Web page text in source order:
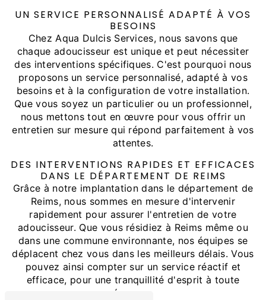
UN SERVICE PERSONNALISÉ ADAPTÉ À VOS
BESOINS
Chez Aqua Dulcis Services, nous savons que
chaque adoucisseur est unique et peut nécessiter
des interventions spécifiques. C'est pourquoi nous
proposons un service personnalisé, adapté à vos
besoins et à la configuration de votre installation.
Que vous soyez un particulier ou un professionnel,
nous mettons tout en œuvre pour vous offrir un
entretien sur mesure qui répond parfaitement à vos
attentes.
DES INTERVENTIONS RAPIDES ET EFFICACES
DANS LE DÉPARTEMENT DE REIMS
Grâce à notre implantation dans le département de
Reims, nous sommes en mesure d'intervenir
rapidement pour assurer l'entretien de votre
adoucisseur. Que vous résidiez à Reims même ou
dans une commune environnante, nos équipes se
déplacent chez vous dans les meilleurs délais. Vous
pouvez ainsi compter sur un service réactif et
efficace, pour une tranquillité d'esprit à toute
épreuve.